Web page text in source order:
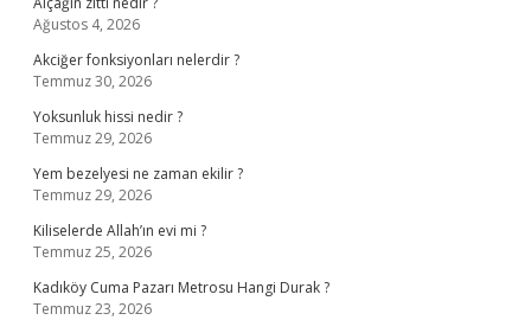
Ağustos 4, 2026
Akciğer fonksiyonları nelerdir ?
Temmuz 30, 2026
Yoksunluk hissi nedir ?
Temmuz 29, 2026
Yem bezelyesi ne zaman ekilir ?
Temmuz 29, 2026
Kiliselerde Allah’ın evi mi ?
Temmuz 25, 2026
Kadıköy Cuma Pazarı Metrosu Hangi Durak ?
Temmuz 23, 2026